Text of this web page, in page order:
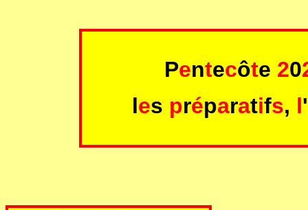
Pentecôte 20
les préparatifs, l